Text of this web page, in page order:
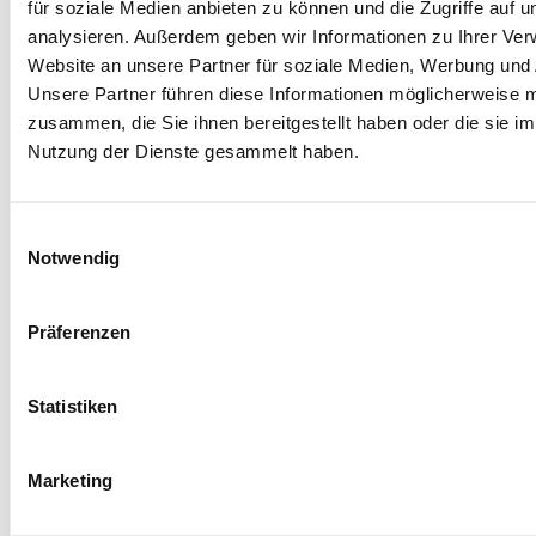
für soziale Medien anbieten zu können und die Zugriffe auf
analysieren. Außerdem geben wir Informationen zu Ihrer
Website an unsere Partner für soziale Medien, Werbung
Unsere Partner führen diese Informationen möglicherweise
zusammen, die Sie ihnen bereitgestellt haben oder die sie
Nutzung der Dienste gesammelt haben.
Notwendig
Präferenzen
Statistiken
Marketing
Die in 8 Stufen einstellbare Traktionskontrolle arbeitet in Synergie